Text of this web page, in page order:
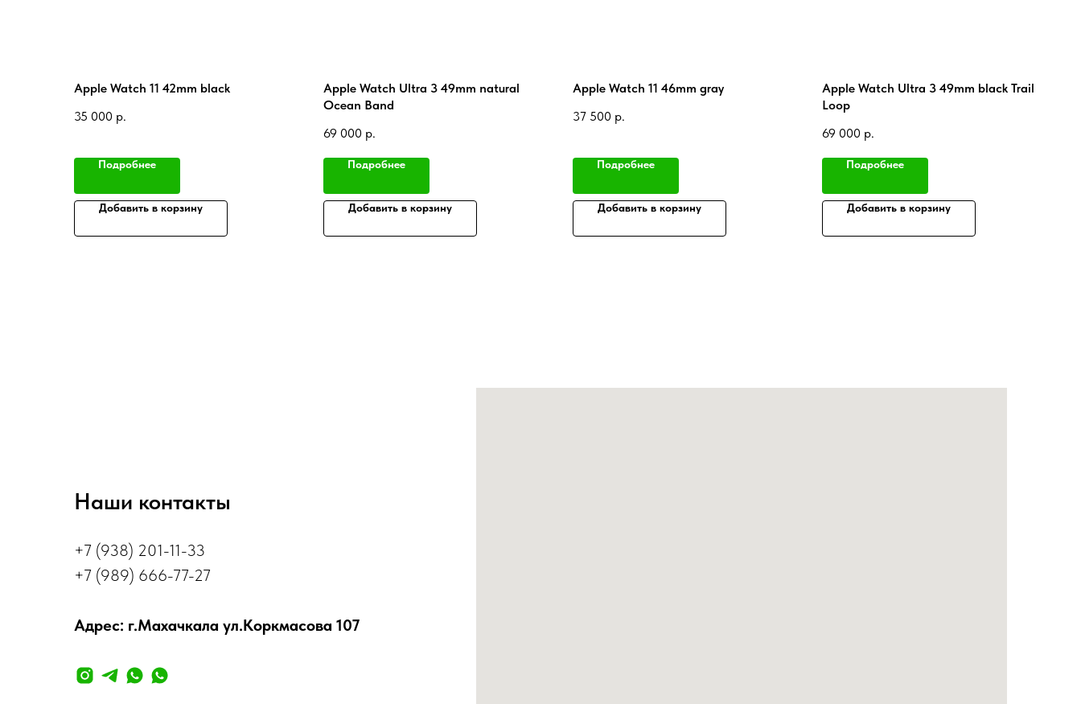
Apple Watch 11 42mm black
35 000 р.
Подробнее
Добавить в корзину
Apple Watch Ultra 3 49mm natural
Ocean Band
69 000 р.
Подробнее
Добавить в корзину
Apple Watch 11 46mm gray
37 500 р.
Подробнее
Добавить в корзину
Apple Watch Ultra 3 49mm black Trail
Loop
69 000 р.
Подробнее
Добавить в корзину
Наши контакты
+7 (938) 201-11-33
+7 (989) 666-77-27
Адрес: г.Махачкала ул.Коркмасова 107